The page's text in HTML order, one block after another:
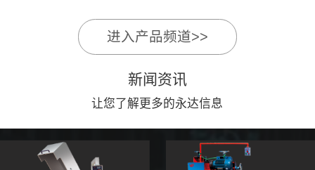
面，不崩边。4、大板
平稳输送进出，切割加
工与上下板分开，便
捷，高效。5、19”显示
屏，按钮、遥杆集成面
板，操作快速、简便。
1、简单易学的编程软
学。2、操作系统简单
易用；采用进口伺服、
稳、可靠。3、前后刀
切割，带去毛刺倒角功
》》五轴桥切高配型
桥切（含输送板材平
台）
进入产品频道>>
新闻资讯
让您了解更多的永达信息